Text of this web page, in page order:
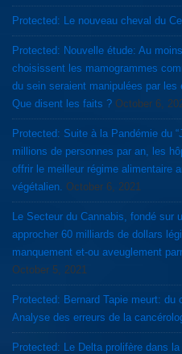
Protected: Le nouveau cheval du
Protected: Nouvelle étude: Au
choisissent les mamogrammes
du sein seraient manipulées par les
Que disent les faits ? October 6,
Protected: Suite à la Pandémie du
millions de personnes par an, les
offrir le meilleur régime alimentaire
végétalien. October 6, 2021
Le Secteur du Cannabis, fondé sur
approcher 60 milliards de dollars
manquement et-ou aveuglement
October 5, 2021
Protected: Bernard Tapie meurt: du
Analyse des erreurs de la
Protected: Le Delta prolifère dans